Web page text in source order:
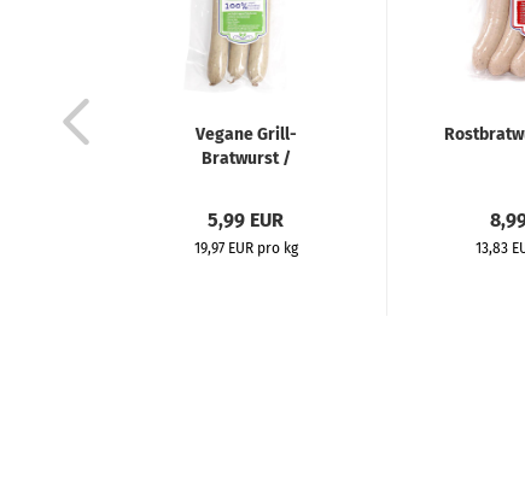
Vegane Grill-
Bratwurst /
5,99 EUR
19,97 EUR pro kg 13,83